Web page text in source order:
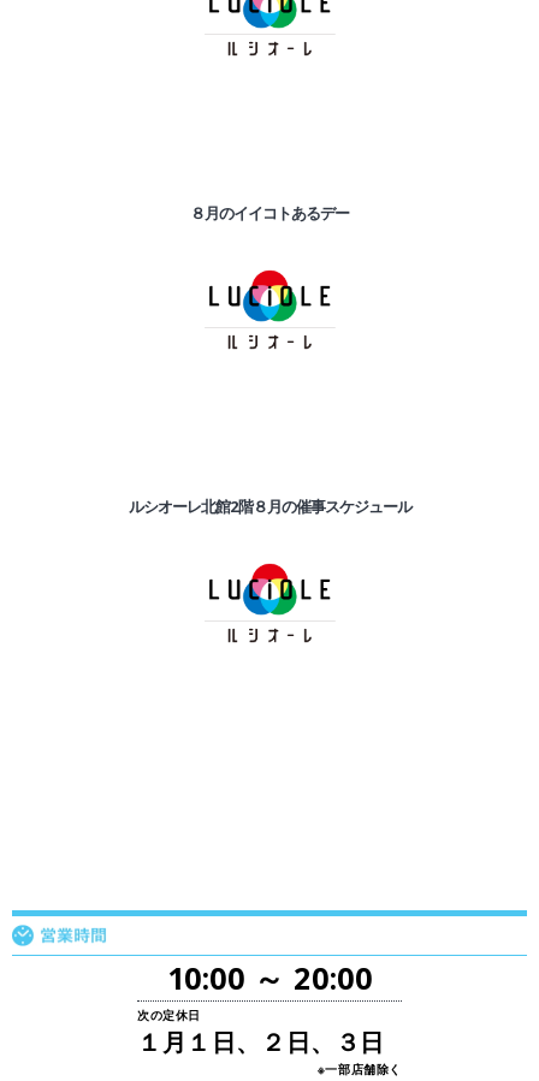
８月のイイコトあるデー
ルシオーレ北館2階８月の催事スケジュール
10:00 ～ 20:00
次の定休日
１月１日、２日、３日
※一部店舗除く